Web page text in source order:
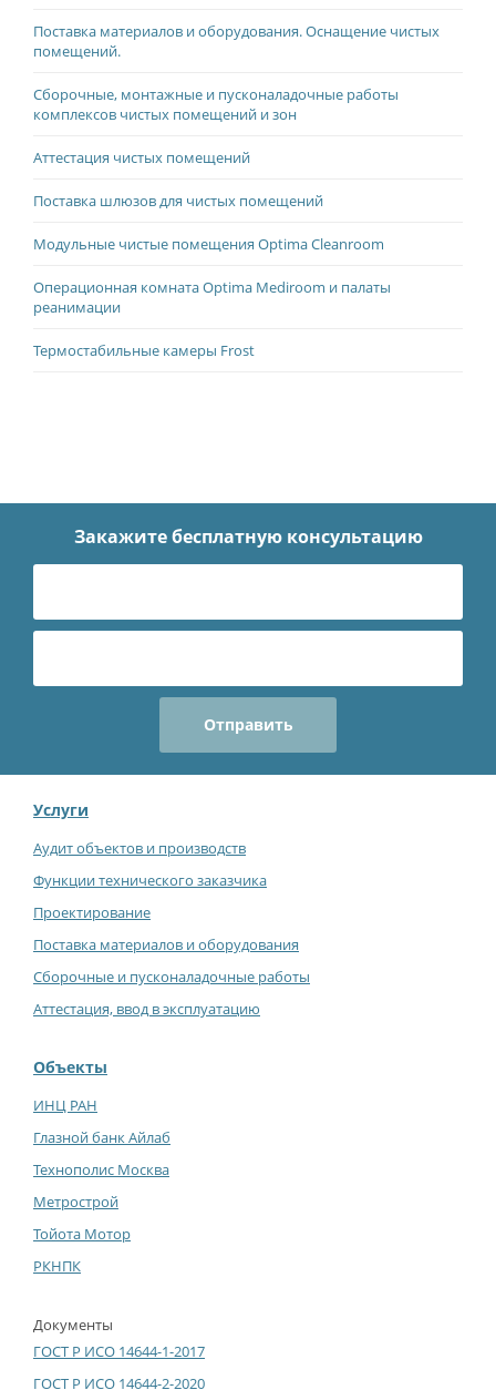
Поставка материалов и оборудования. Оснащение чистых
помещений.
Сборочные, монтажные и пусконаладочные работы
комплексов чистых помещений и зон
Аттестация чистых помещений
Поставка шлюзов для чистых помещений
Модульные чистые помещения Optima Cleanroom
Операционная комната Optima Mediroom и палаты
реанимации
Термостабильные камеры Frost
Закажите бесплатнуюконсультацию
Услуги
Аудит объектов и производств
Функции технического заказчика
Проектирование
Поставка материалов и оборудования
Сборочные и пусконаладочные работы
Аттестация, ввод в эксплуатацию
Объекты
ИНЦ РАН
Глазной банк Айлаб
Технополис Москва
Метрострой
Тойота Мотор
РКНПК
Документы
ГОСТ Р ИСО 14644-1-2017
ГОСТ Р ИСО 14644-2-2020